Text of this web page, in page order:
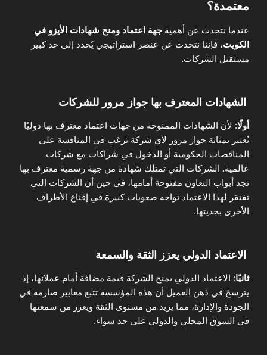
معتمدة؟
عندما نتحدث عن أهمية جهة اعتماد ومنح شهادات الأيزو في
الكويت، فإننا نتحدث عن عنصر استراتيجي يُحدد إلى حد كبير
مستقبل الشركات.
الشهادات المعترف بها جواز مرور للشركات
أولًا: لأن الشهادات الممنوحة من جهات اعتماد معترف بها دوليًا
تُعتبر بمثابة جواز مرور لأي شركة ترغب في المنافسة على
المناقصات الحكومية أو الدخول في شراكات مع شركات
عالمية. الشركات التي تمتلك شهادة من جهة رسمية معترف بها
تجد أبواب التعاون مفتوحة أمامها، في حين أن الشركات التي
تفتقر لهذا الاعتماد تواجه صعوبات كبيرة في إقناع الأطراف
الأخرى بجديتها.
الاعتماد الدولي يعزز الثقة والسمعة
ثانيًا: الاعتماد الدولي يمنح الشركة قيمة مضافة أمام عملائها، إذ
يترسخ في ذهن العميل أن هذه المؤسسة تتبع معايير صارمة في
الجودة والإدارة، مما يزيد من مستوى الثقة ويعزز من سمعتها
في السوق المحلي والدولي على حد سواء.